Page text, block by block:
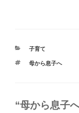
カ
ゴ
子育て
タ
母から息子へ
“母から息子